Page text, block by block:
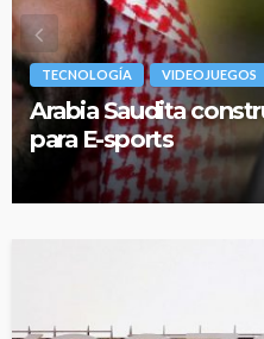
TECNOLOGÍA VIDEOJUEGOS
Arabia Saudita
para E-sports